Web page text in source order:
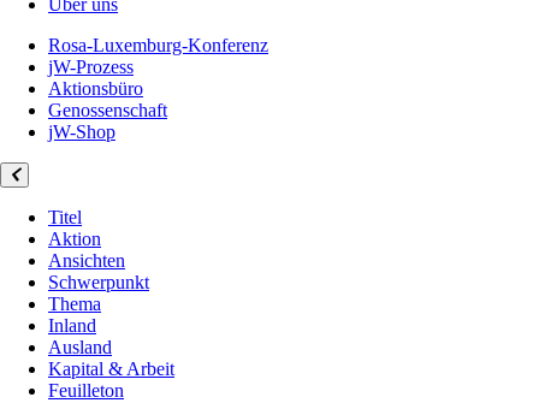
Über uns
Rosa-Luxemburg-Konferenz
jW-Prozess
Aktionsbüro
Genossenschaft
jW-Shop
Titel
Aktion
Ansichten
Schwerpunkt
Thema
Inland
Ausland
Kapital & Arbeit
Feuilleton